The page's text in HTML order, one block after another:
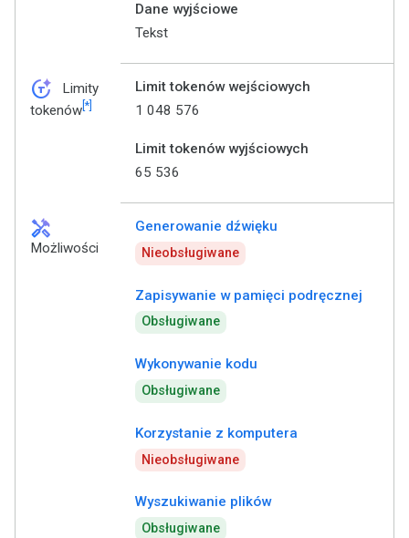
Dane wyjściowe
Tekst
token_auto
Limity
tokenów[*]
Limit tokenów wejściowych
1 048 576
Limit tokenów wyjściowych
65 536
handyman
Możliwości
Generowanie dźwięku
Nieobsługiwane
Zapisywanie w pamięci podręcznej
Obsługiwane
Wykonywanie kodu
Obsługiwane
Korzystanie z komputera
Nieobsługiwane
Wyszukiwanie plików
Obsługiwane